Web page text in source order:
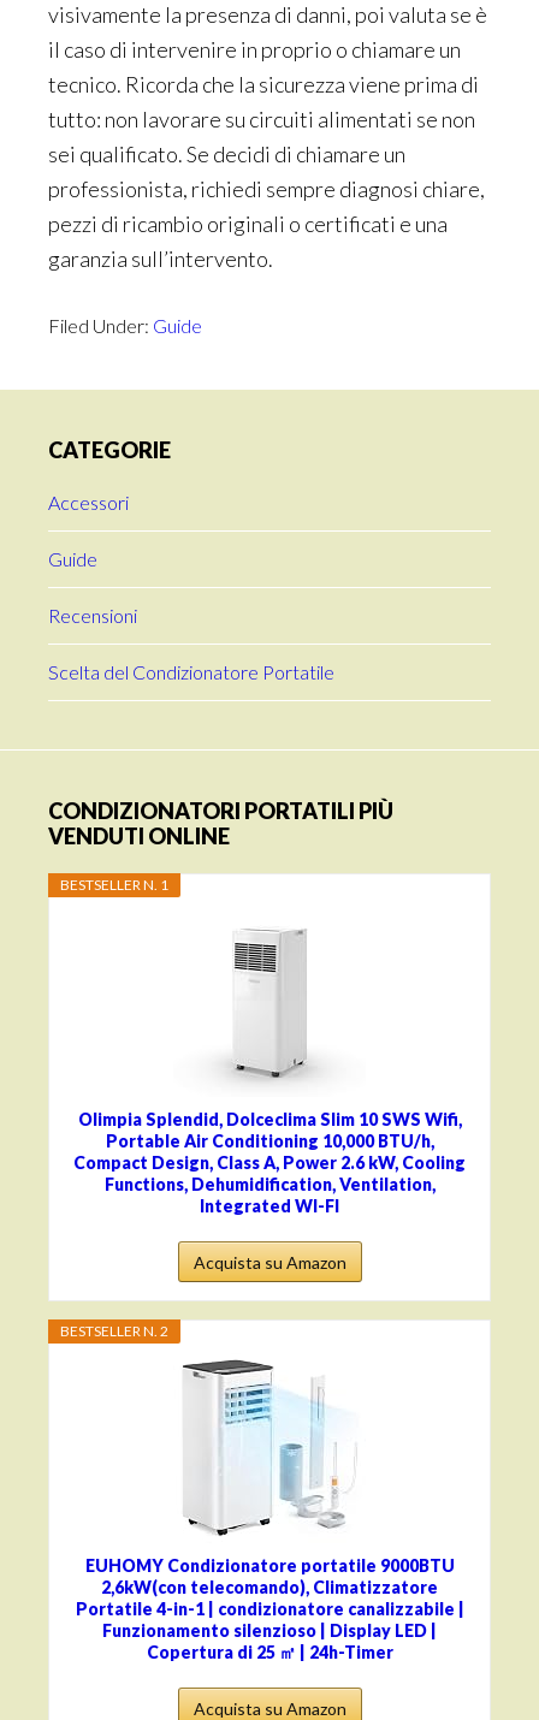
visivamente la presenza di danni, poi valuta se è
il caso di intervenire in proprio o chiamare un
tecnico. Ricorda che la sicurezza viene prima di
tutto: non lavorare su circuiti alimentati se non
sei qualificato. Se decidi di chiamare un
professionista, richiedi sempre diagnosi chiare,
pezzi di ricambio originali o certificati e una
garanzia sull’intervento.
Filed Under: Guide
Sidebar
CATEGORIE
Accessori
Guide
Recensioni
Scelta del Condizionatore Portatile
CONDIZIONATORI PORTATILI PIÙ
VENDUTI ONLINE
BESTSELLER N. 1
Olimpia Splendid, Dolceclima Slim 10 SWS Wifi,
Portable Air Conditioning 10,000 BTU/h,
Compact Design, Class A, Power 2.6 kW, Cooling
Functions, Dehumidification, Ventilation,
Integrated WI-FI
Acquista su Amazon
BESTSELLER N. 2
EUHOMY Condizionatore portatile 9000BTU
2,6kW(con telecomando), Climatizzatore
Portatile 4-in-1 | condizionatore canalizzabile |
Funzionamento silenzioso | Display LED |
Copertura di 25 ㎡ | 24h-Timer
Acquista su Amazon